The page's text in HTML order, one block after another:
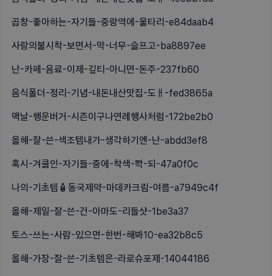
곱창-좋아하는-자기들-중랑역에-울타리-e84daab4
사랑의불시착-보면서-막-너무-슬프고-ba8897ee
난-카페-음료-이제-깊티-아니면-돈주-237fb60
음식폴더-정리-기념-내돈내산맛집-도ㅐ-fed3865a
맥날-행운버거-시즌이구나연례행사처럼-172be2b0
올해-잘-쓴-색조템내가-생각하기엔-난-abdd3ef8
혹시-겨쿨인-자기들-중에-착색-뽝-되-47a0f0c
나의-기초템🧴동국제약-마데카크림-여름-a7949c4f
올해-제일-잘-쓴-건-아마도-리들샷-1be3a37
토스-쓰는-사람-있으면-한번-해봐10-ea32b8c5
올해-가장-잘-쓴-기초템은-라로슈포제-14044186